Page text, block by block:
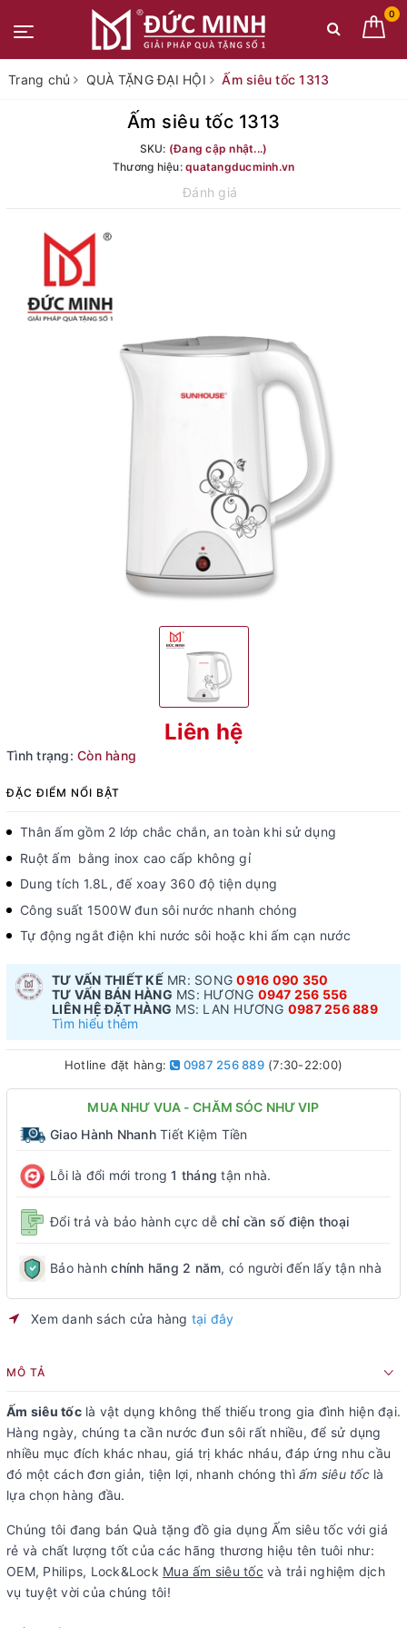
0
Trang chủ QUÀ TẶNG ĐẠI HỘI Ấm siêu tốc 1313
Ấm siêu tốc 1313
SKU: (Đang cập nhật...)
Thương hiệu: quatangducminh.vn
Đánh giá
Liên hệ
Tình trạng: Còn hàng
ĐẶC ĐIỂM NỔI BẬT
Thân ấm gồm 2 lớp chắc chắn, an toàn khi sử dụng
Ruột ấm bằng inox cao cấp không gỉ
Dung tích 1.8L, đế xoay 360 độ tiện dụng
Công suất 1500W đun sôi nước nhanh chóng
Tự động ngắt điện khi nước sôi hoặc khi ấm cạn nước
TƯ VẤN THIẾT KẾ MR: SONG0916 090 350
TƯ VẤN BÁN HÀNG MS: HƯƠNG 0947 256 556
LIÊN HỆ ĐẶT HÀNG MS: LAN HƯƠNG 0987 256 889
Tìm hiểu thêm
Hotline đặt hàng: 0987 256 889(7:30-22:00)
MUA NHƯ VUA - CHĂM SÓC NHƯ VIP
Giao Hành NhanhTiết Kiệm Tiền
Lỗi là đổi mới trong1 tháng tận nhà.
Đổi trả và bảo hành cực dễ chỉ cần số điện thoại
Bảo hànhchính hãng 2 năm, có người đến lấy tận nhà
Xem danh sách cửa hàng tại đây
MÔ TẢ
Ấm siêu tốclà vật dụng không thể thiếu trong gia đình hiện đại.
Hàng ngày, chúng ta cần nước đun sôi rất nhiều, để sử dụng
nhiều mục đích khác nhau, giá trị khác nháu, đáp ứng nhu cầu
đó một cách đơn giản, tiện lợi, nhanh chóng thì ấm siêu tốclà
lựa chọn hàng đầu.
Chúng tôi đang bán Quà tặng đồ gia dụng Ấm siêu tốc với giá
rẻ và chất lượng tốt của các hãng thương hiệu tên tuôi như:
OEM, Philips, Lock&Lock Mua ấm siêu tốc và trải nghiệm dịch
vụ tuyệt vời của chúng tôi!